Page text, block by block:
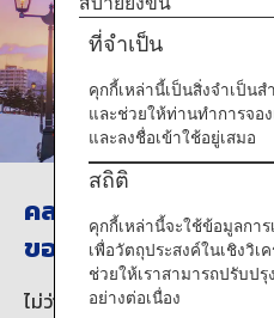
เส้นทาง
ข้อมูลการเดินทาง
บริการ ANA
ปิด
คลองยุคเก่าที่อนุรัก
ของฮอกไกโดเอาไว้
ไม่ว่าจะถ่ายรูปจากมุมไหนก็งดง
ที่จำเป็น
คุกกี้เหล่านี้เป็นสิ่งจำเป็น
และช่วยให้ท่านทำการจอ
และลงชื่อเข้าใช้อยู่เสมอ
สถิติ
คุกกี้เหล่านี้จะใช้ข้อมูลกา
เพื่อวัตถุประสงค์ในเชิงวิเ
ช่วยให้เราสามารถปรับป
อย่างต่อเนื่อง